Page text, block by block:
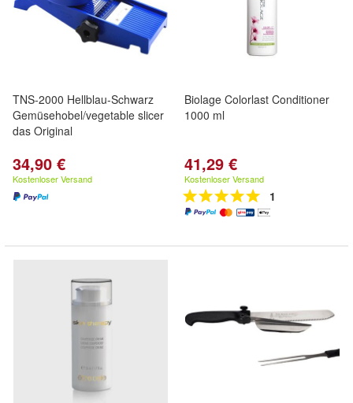
TNS-2000 Hellblau-Schwarz
Gemüsehobel/vegetable slicer
das Original
34,90 €
Kostenloser Versand
Biolage Colorlast Conditioner
1000 ml
41,29 €
Kostenloser Versand
1